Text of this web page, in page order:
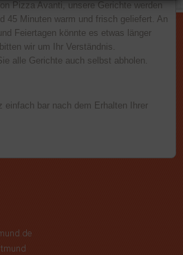
Pizza Avanti, unsere Gerichte werden
45 Minuten warm und frisch geliefert. An
Feiertagen könnte es etwas länger
wir um Ihr Verständnis.
alle Gerichte auch selbst abholen.
einfach bar nach dem Erhalten Ihrer